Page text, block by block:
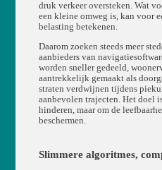
druk verkeer oversteken. Wat
een kleine omweg is, kan voor
belasting betekenen.
Daarom zoeken steeds meer
aanbieders van
worden sneller gedeeld,
aantrekkelijk gemaakt als
straten verdwijnen tijdens
aanbevolen trajecten. Het doel
hinderen, maar om de
beschermen.
Slimmere algoritmes,